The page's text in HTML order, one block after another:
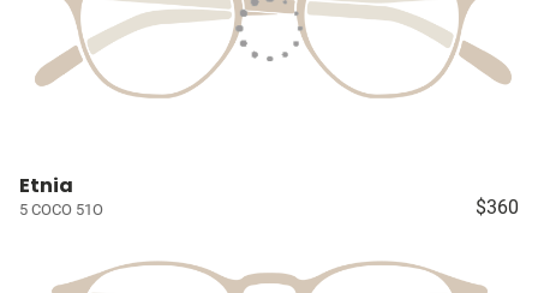
Etnia
5 COCO 51O $360